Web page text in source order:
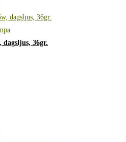
dagsljus, 36gr.